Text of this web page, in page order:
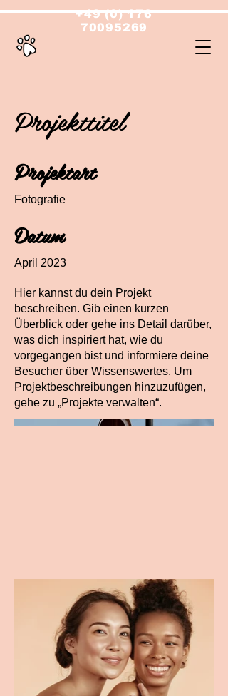
+49 (0) 176
70095269
Projekttitel
Projektart
Fotografie
Datum
April 2023
Hier kannst du dein Projekt
beschreiben. Gib einen kurzen
Überblick oder gehe ins Detail darüber,
was dich inspiriert hat, wie du
vorgegangen bist und informiere deine
Besucher über Wissenswertes. Um
Projektbeschreibungen hinzuzufügen,
gehe zu „Projekte verwalten“.